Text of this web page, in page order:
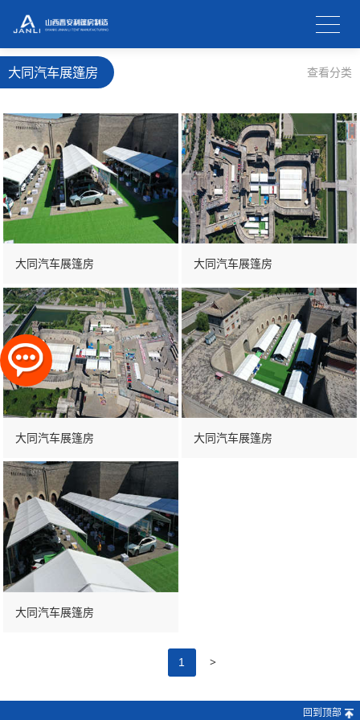
大同汽车展篷房 查看分类
大同汽车展篷房 大同汽车展篷房
大同汽车展篷房 大同汽车展篷房
大同汽车展篷房
1 >
回到顶部